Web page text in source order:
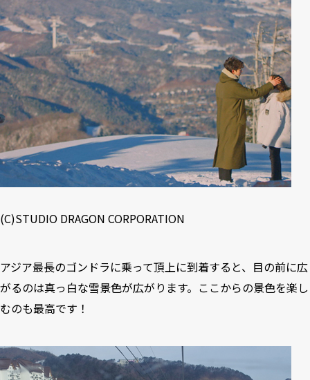
(C)STUDIO DRAGON CORPORATION
アジア最長のゴンドラに乗って頂上に到着すると、目の前に広
がるのは真っ白な雪景色が広がります。ここからの景色を楽し
むのも最高です！